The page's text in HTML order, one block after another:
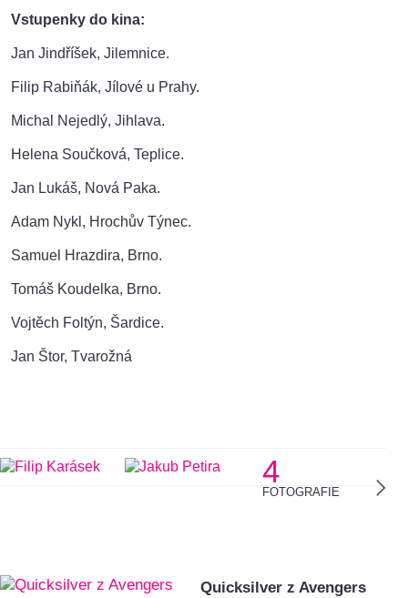
Vstupenky do kina:
Jan Jindříšek, Jilemnice.
Filip Rabiňák, Jílové u Prahy.
Michal Nejedlý, Jihlava.
Helena Součková, Teplice.
Jan Lukáš, Nová Paka.
Adam Nykl, Hrochův Týnec.
Samuel Hrazdira, Brno.
Tomáš Koudelka, Brno.
Vojtěch Foltýn, Šardice.
Jan Štor, Tvarožná
4
FOTOGRAFIE
Quicksilver z Avengers